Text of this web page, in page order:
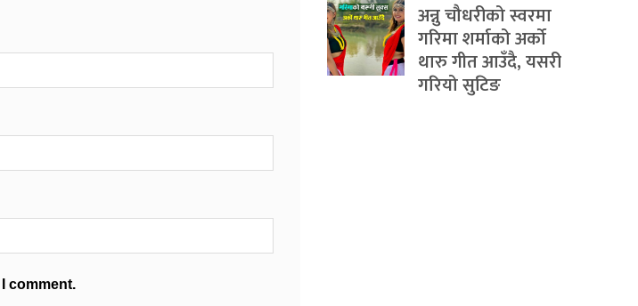
comment.
अन्नु चौधरीको स्वरमा
गरिमा शर्माको अर्को
थारु गीत आउँदै, यसरी
गरियो सुटिङ